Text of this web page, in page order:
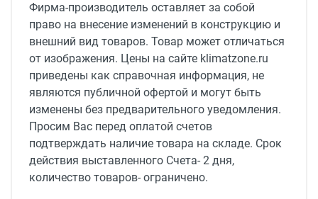
Фирма-производитель оставляет за собой
право на внесение изменений в конструкцию и
внешний вид товаров. Товар может отличаться
от изображения. Цены на сайте klimatzone.ru
приведены как справочная информация, не
являются публичной офертой и могут быть
изменены без предварительного уведомления.
Просим Вас перед оплатой счетов
подтверждать наличие товара на складе. Срок
действия выставленного Счета- 2 дня,
количество товаров- ограничено.